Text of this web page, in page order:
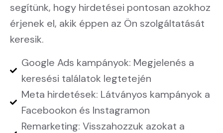
segítünk, hogy hirdetései pontosan azokhoz
érjenek el, akik éppen az Ön szolgáltatását
keresik.
Google Ads kampányok: Megjelenés a
keresési találatok legtetején
Meta hirdetések: Látványos kampányok a
Facebookon és Instagramon
Remarketing: Visszahozzuk azokat a